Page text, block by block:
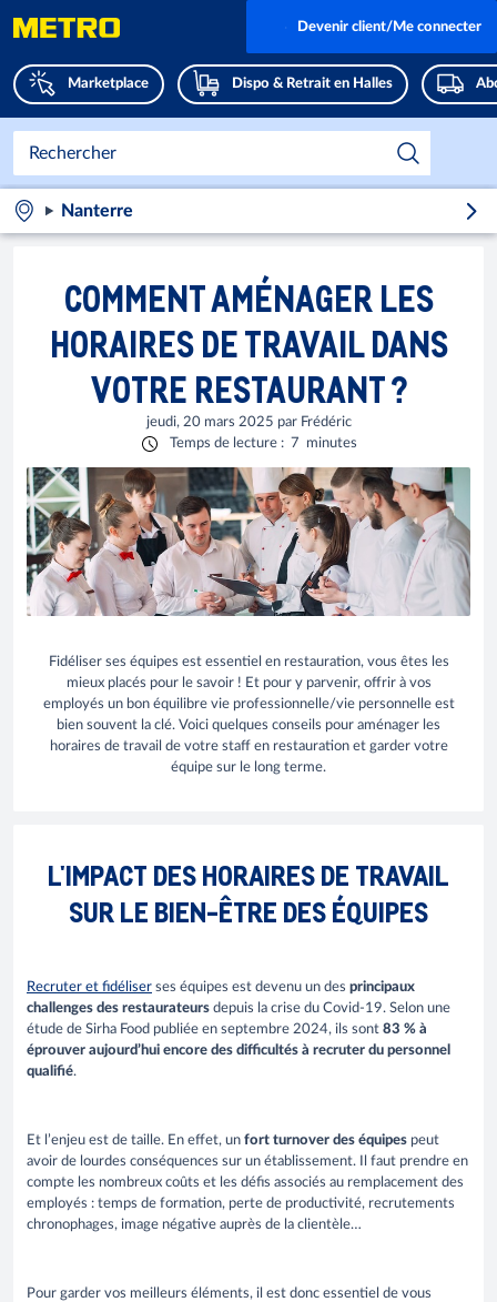
Marketplace Dispo & Retrait en Halles
Devenir client/Me connecter
Nanterre
COMMENT AMÉNAGER LES
HORAIRES DE TRAVAIL DANS
VOTRE RESTAURANT ?
jeudi, 20 mars 2025 par Frédéric
Temps de lecture : 7 minutes
Fidéliser ses équipes est essentiel en restauration, vous êtes les
mieux placés pour le savoir ! Et pour y parvenir, offrir à vos
employés un bon équilibre vie professionnelle/vie personnelle est
bien souvent la clé. Voici quelques conseils pour aménager les
horaires de travail de votre staff en restauration et garder votre
équipe sur le long terme.
L'IMPACT DES HORAIRES DE TRAVAIL
SUR LE BIEN-ÊTRE DES ÉQUIPES
Recruter et fidéliser ses équipes est devenu un des principaux
challenges des restaurateurs depuis la crise du Covid-19. Selon une
étude de Sirha Food publiée en septembre 2024, ils sont 83 % à
éprouver aujourd’hui encore des difficultés à recruter du personnel
qualifié.
Et l’enjeu est de taille. En effet, un fort turnover des équipes peut
avoir de lourdes conséquences sur un établissement. Il faut prendre en
compte les nombreux coûts et les défis associés au remplacement des
employés : temps de formation, perte de productivité, recrutements
chronophages, image négative auprès de la clientèle…
Pour garder vos meilleurs éléments, il est donc essentiel de vous